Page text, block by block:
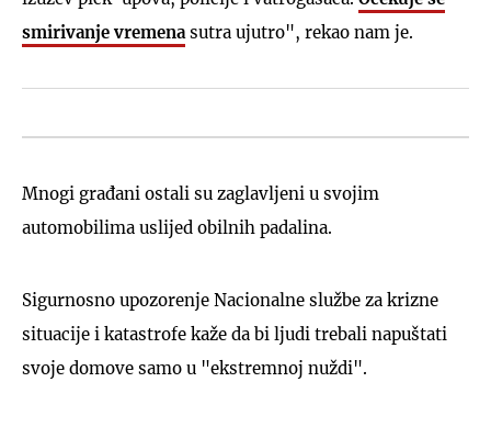
smirivanje vremena sutra ujutro", rekao nam je.
Mnogi građani ostali su zaglavljeni u svojim
automobilima uslijed obilnih padalina.
Sigurnosno upozorenje Nacionalne službe za krizne
situacije i katastrofe kaže da bi ljudi trebali napuštati
svoje domove samo u "ekstremnoj nuždi".